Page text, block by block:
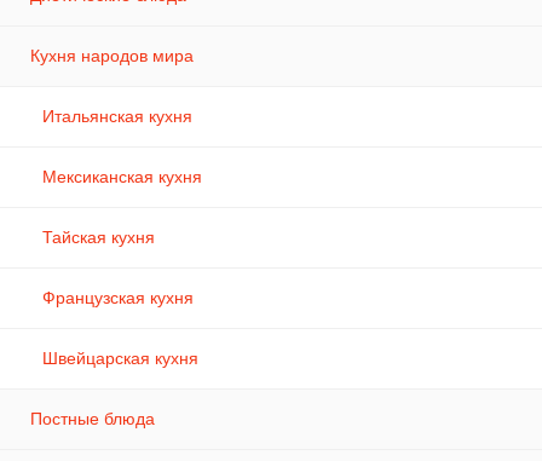
Кухня народов мира
Итальянская кухня
Мексиканская кухня
Тайская кухня
Французская кухня
Швейцарская кухня
Постные блюда